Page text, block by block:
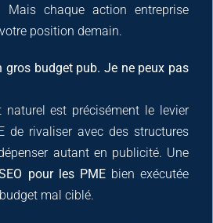
Mais chaque action entreprise
position demain.
gros budget pub. Je ne peux pas
naturel est précisément le levier
de rivaliser avec des structures
autant en publicité. Une
pour les PMEbien exécutée
mal ciblé.